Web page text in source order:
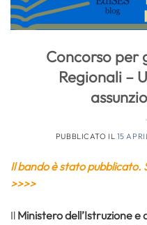
Concorso per
Regionali –
PUBBLICATO IL 15
Il bando è stato
>>>>
Il Ministero dell’Istruzione e